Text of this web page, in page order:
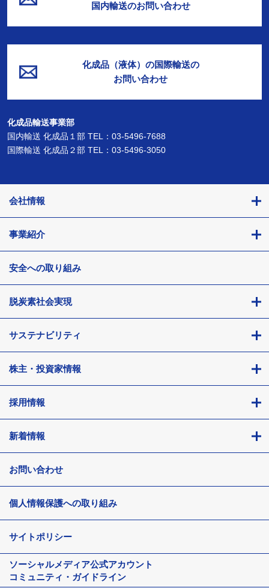
国内輸送のお問い合わせ
化成品（液体）の国際輸送の
お問い合わせ
化成品輸送事業部
国内輸送 化成品１部 TEL：03-5496-7688
国際輸送 化成品２部 TEL：03-5496-3050
会社情報
事業紹介
安全への取り組み
脱炭素社会実現
サステナビリティ
株主・投資家情報
採用情報
新着情報
お問い合わせ
個人情報保護への取り組み
サイトポリシー
ソーシャルメディア公式アカウント
コミュニティ・ガイドライン